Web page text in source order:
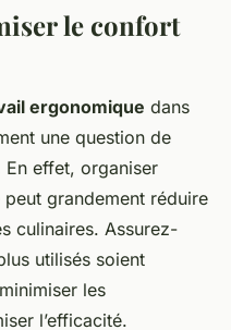
le confort
ergonomique dans
une question de
effet, organiser
grandement réduire
culinaires. Assurez-
utilisés soient
les
l’efficacité.